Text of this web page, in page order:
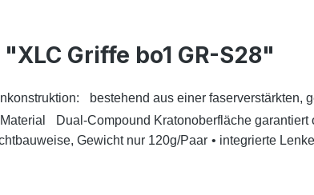
Griffe bo1 GR-S28"
bestehend aus einer faserverstärkten,
Dual-Compound Kratonoberfläche
Gewicht nur 120g/Paar • integrierte